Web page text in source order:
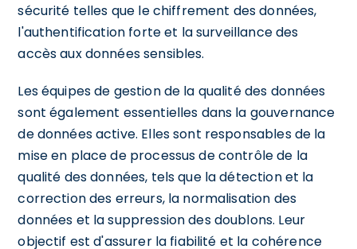
sécurité telles que le chiffrement des données,
l'authentification forte et la surveillance des
accès aux données sensibles.
Les équipes de gestion de la qualité des données
sont également essentielles dans la gouvernance
de données active. Elles sont responsables de la
mise en place de processus de contrôle de la
qualité des données, tels que la détection et la
correction des erreurs, la normalisation des
données et la suppression des doublons. Leur
objectif est d'assurer la fiabilité et la cohérence